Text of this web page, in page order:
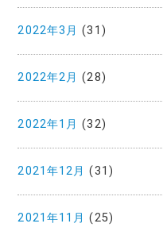
2022年3月 (31)
2022年2月 (28)
2022年1月 (32)
2021年12月 (31)
2021年11月 (25)